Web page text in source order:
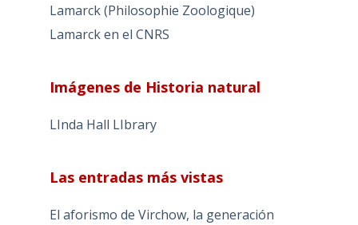
Lamarck (Philosophie Zoologique)
Lamarck en el CNRS
Imágenes de Historia natural
LInda Hall LIbrary
Las entradas más vistas
El aforismo de Virchow, la generación